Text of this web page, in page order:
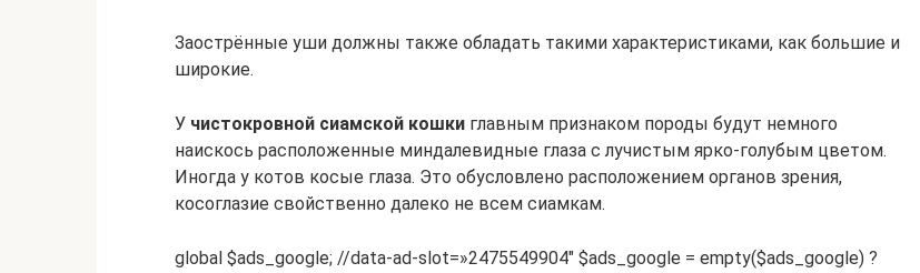
Заострённые уши должны также обладать такими характеристиками, как большие и
широкие.
У чистокровной сиамской кошки главным признаком породы будут немного
наискось расположенные миндалевидные глаза с лучистым ярко-голубым цветом.
Иногда у котов косые глаза. Это обусловлено расположением органов зрения,
косоглазие свойственно далеко не всем сиамкам.
global $ads_google; //data-ad-slot=»2475549904″ $ads_google = empty($ads_google) ?